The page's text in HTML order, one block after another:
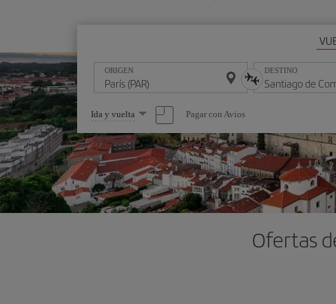
ORIGEN DESTINO
Seleccione
una
opción
Ida y vuelta Pagar con Avios
Ofertas